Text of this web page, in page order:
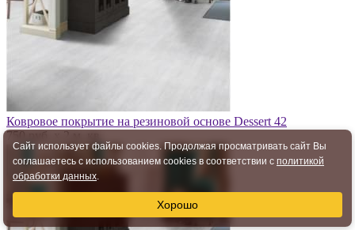
Ковровое покрытие на резиновой основе Dessert 42
750 руб. x 2 м. кв.
Сайт использует файлы cookies. Продолжая просматривать сайт Вы
соглашаетесь с использованием cookies в соответствии с политикой
обработки данных.
Хорошо